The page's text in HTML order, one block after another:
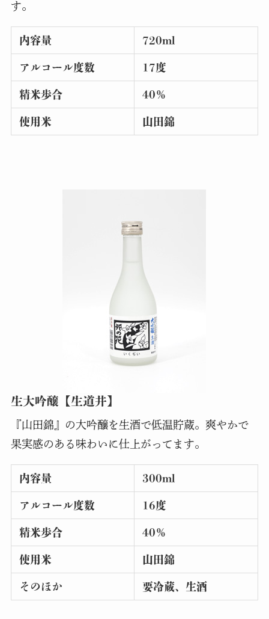
す。
内容量 720ml
アルコール度数 17度
精米歩合 40％
使用米 山田錦
生大吟醸【生道井】
『山田錦』の大吟醸を生酒で低温貯蔵。爽やかで
果実感のある味わいに仕上がってます。
内容量 300ml
アルコール度数 16度
精米歩合 40％
使用米 山田錦
そのほか 要冷蔵、生酒